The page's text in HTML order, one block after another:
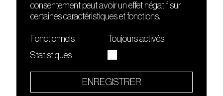
Le Sucre fait partie de
Quartier culturel et créatif
consentement peut avoir un effet négatif sur
certaines caractéristiques et fonctions.
Fonctionnels
Toujours activés
Statistiques
ENREGISTRER